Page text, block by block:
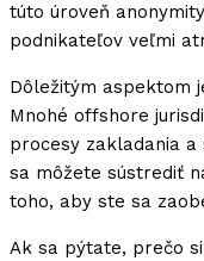
túto úroveň
podnikateľov veľmi
Dôležitým aspektom
Mnohé offshore
procesy zakladania a
sa môžete sústrediť
toho, aby ste sa
Ak sa pýtate, prečo